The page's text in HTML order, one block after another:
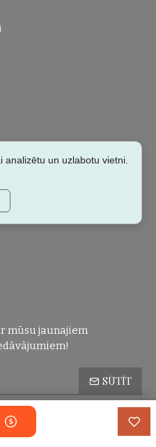
mūsu jaunajiem
SŪTĪT
Konfidencialitātes politika
un uzlabotu vietni.